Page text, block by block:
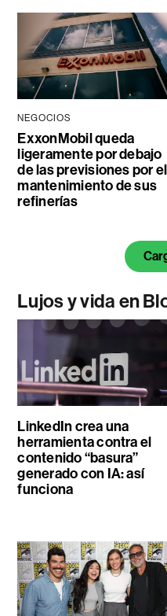
NEGOCIOS
ExxonMobil queda
ligeramente por debajo
de las previsiones por el
mantenimiento de sus
refinerías
Lujos y vida en
LinkedIn crea una
herramienta contra el
contenido “basura”
generado con IA: así
funciona